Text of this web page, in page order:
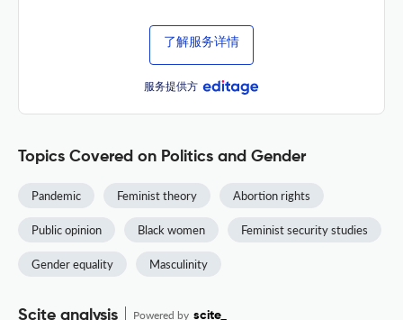
了解服务详情
服务提供方
Topics Covered on Politics and Gender
Pandemic Feminist theory Abortion rights
Public opinion Black women Feminist security studies
Gender equality Masculinity
Scite analysis Powered by scite_